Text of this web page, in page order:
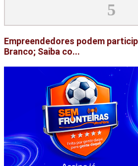
5
Empreendedores podem
Branco; Saiba co...